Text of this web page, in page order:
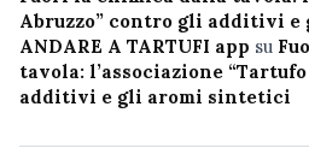
Abruzzo” contro gli additivi
ANDARE A TARTUFI app su
tavola: l’associazione
additivi e gli aromi sintetici